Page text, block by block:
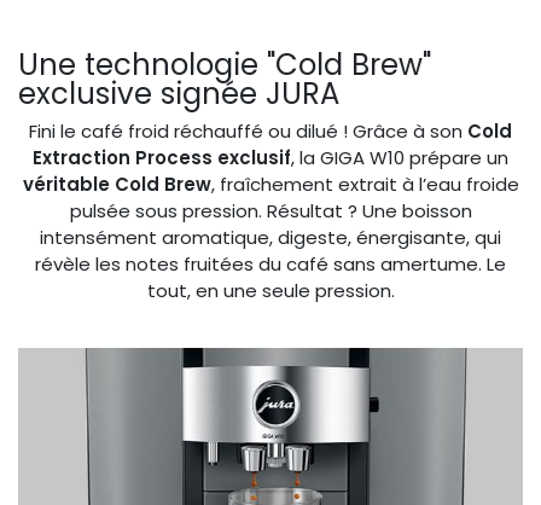
Une technologie "Cold Brew"
exclusive signée JURA
Fini le café froid réchauffé ou dilué ! Grâce à son Cold
Extraction Process exclusif, la GIGA W10 prépare un
véritable Cold Brew, fraîchement extrait à l’eau froide
pulsée sous pression. Résultat ? Une boisson
intensément aromatique, digeste, énergisante, qui
révèle les notes fruitées du café sans amertume. Le
tout, en une seule pression.